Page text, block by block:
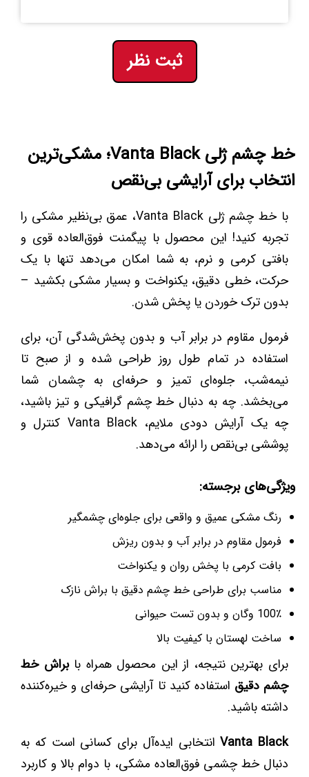
ثبت نظر
خط چشم ژلی Vanta Black؛ مشکی‌ترین
انتخاب برای آرایشی بی‌نقص
با خط چشم ژلی Vanta Black، عمق بی‌نظیر مشکی را
تجربه کنید! این محصول با پیگمنت فوق‌العاده قوی و
بافتی کرمی و نرم، به شما امکان می‌دهد تنها با یک
حرکت، خطی دقیق، یکنواخت و بسیار مشکی بکشید –
بدون ترک خوردن یا پخش شدن.
فرمول مقاوم در برابر آب و بدون پخش‌شدگی آن، برای
استفاده در تمام طول روز طراحی شده و از صبح تا
نیمه‌شب، جلوه‌ای تمیز و حرفه‌ای به چشمان شما
می‌بخشد. چه به دنبال خط چشم گرافیکی و تیز باشید،
چه یک آرایش دودی ملایم، Vanta Black کنترل و
پوششی بی‌نقص را ارائه می‌دهد.
ویژگی‌های برجسته:
رنگ مشکی عمیق و واقعی برای جلوه‌ای چشمگیر
فرمول مقاوم در برابر آب و بدون ریزش
بافت کرمی با پخش روان و یکنواخت
مناسب برای طراحی خط چشم دقیق با براش نازک
100٪ وگان و بدون تست حیوانی
ساخت لهستان با کیفیت بالا
برای بهترین نتیجه، از این محصول همراه بابراش خط
چشم دقیق استفاده کنید تا آرایشی حرفه‌ای و خیره‌کننده
داشته باشید.
Vanta Blackانتخابی ایده‌آل برای کسانی است که به
دنبال خط چشمی فوق‌العاده مشکی، با دوام بالا و کاربرد